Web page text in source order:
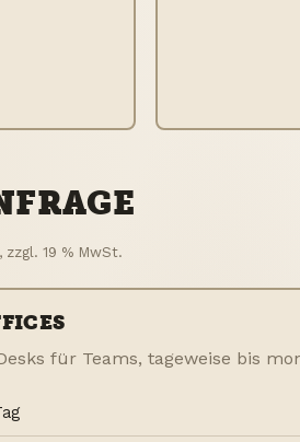
19 % MwSt.
für Teams, tageweise bis